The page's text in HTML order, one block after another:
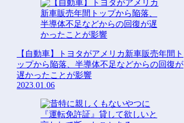
【自動車】トヨタがアメリカ新車販売年間ト
ップから陥落、半導体不足などからの回復が
遅かったことが影響
2023.01.06